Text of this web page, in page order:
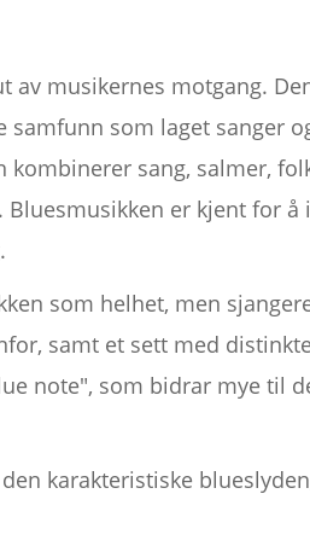
av musikernes motgang.
som laget sanger
sang, salmer,
er kjent for å
som helhet, men
samt et sett med
note", som bidrar mye til
karakteristiske